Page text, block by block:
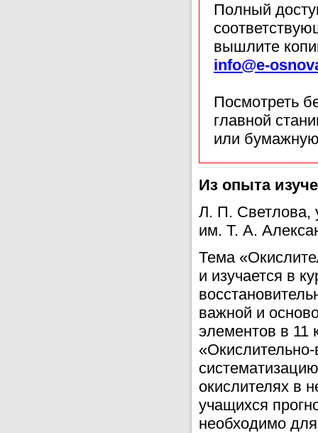
Полный
вышлите
info@e-
Посмотреть
главной
или
Из опыта
Л. П. Светлова,
им. Т. А.
Тема
и изучается в
важной и
элементов в 11
окислителях в
учащихся
необходимо